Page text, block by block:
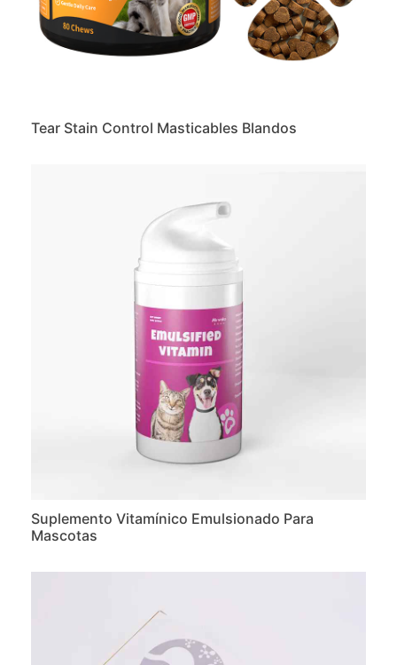
Tear Stain Control Masticables Blandos
Suplemento Vitamínico Emulsionado Para
Mascotas